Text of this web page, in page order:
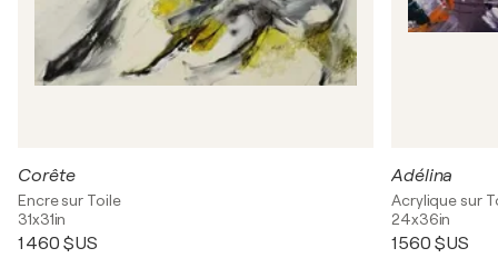
Corête
Encre sur Toile
31x31in
1 460 $US
Adélina
Acrylique sur
24x36in
1 560 $US